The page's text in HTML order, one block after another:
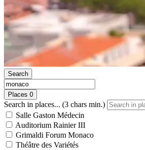
Search
Places 0
Search in places... (3 chars min.)
Salle Gaston Médecin
Auditorium Rainier III
Grimaldi Forum Monaco
Théâtre des Variétés